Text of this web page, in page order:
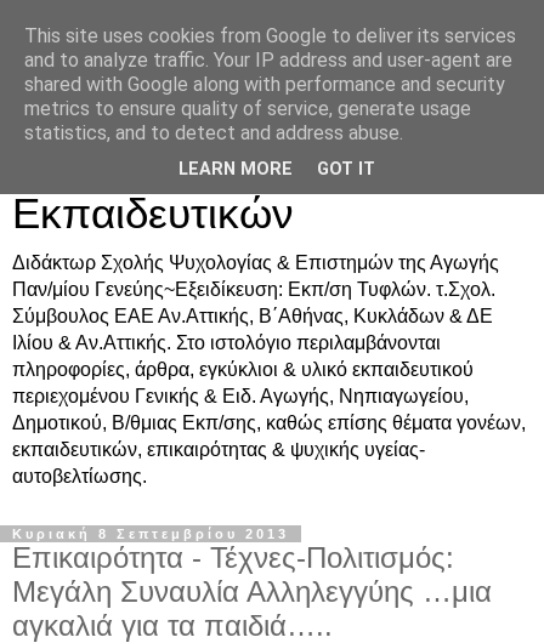
Δρ. Ράνια Χιουρέα-
Συμβουλευτική &
Υποστήριξη Γονέων &
Εκπαιδευτικών
Διδάκτωρ Σχολής Ψυχολογίας & Επιστημών της Αγωγής
Παν/μίου Γενεύης~Εξειδίκευση: Εκπ/ση Τυφλών. τ.Σχολ.
Σύμβουλος ΕΑΕ Αν.Αττικής, Β΄Αθήνας, Κυκλάδων & ΔΕ
Ιλίου & Αν.Αττικής. Στο ιστολόγιο περιλαμβάνονται
πληροφορίες, άρθρα, εγκύκλιοι & υλικό εκπαιδευτικού
περιεχομένου Γενικής & Ειδ. Αγωγής, Νηπιαγωγείου,
Δημοτικού, Β/θμιας Εκπ/σης, καθώς επίσης θέματα γονέων,
εκπαιδευτικών, επικαιρότητας & ψυχικής υγείας-
αυτοβελτίωσης.
Κυριακή 8 Σεπτεμβρίου 2013
Επικαιρότητα - Τέχνες-Πολιτισμός:
Μεγάλη Συναυλία Αλληλεγγύης …μια
αγκαλιά για τα παιδιά…..
This site uses cookies from Google to deliver its services
and to analyze traffic. Your IP address and user-agent are
shared with Google along with performance and security
metrics to ensure quality of service, generate usage
statistics, and to detect and address abuse.
LEARN MORE GOT IT